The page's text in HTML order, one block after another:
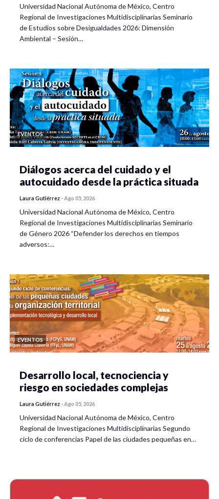
Juárez Rodríguez
– El Hotel Taselotzin ante el covid-19: resistencia desde las
alianzas entre mujeres, Masehual, Lic.
-Consumo mediático y confianza de ciudadanos mexicanos
ante la dicotomía de la movilidad igualadora de
oportunidades en tiempos de Covid-19; Mtro.José
Fernando Treviño Martínez
– Desempeño gubernamental y opinión pública ante la
contingencia de COVID-19 en México; Lic.Mario Alberto
Moderador: Dr. Jorge David Cortés Moreno
Carrillo Huerta
Universidad Nacional Autónoma de México, Centro
Regional de Investigaciones Multidisciplinarias Seminario
de Estudios sobre Desigualdades 2026: Dimensión
Ambiental – Sesión…
EVENTOS
Diálogos acerca del cuidado y el
autocuidado desde la práctica situada
Laura Gutiérrez -Ago 05, 2026
Universidad Nacional Autónoma de México, Centro
Regional de Investigaciones Multidisciplinarias Seminario
de Género 2026 “Defender los derechos en tiempos
adversos:…
EVENTOS
Desarrollo local, tecnociencia y
riesgo en sociedades complejas
Laura Gutiérrez -Ago 05, 2026
Universidad Nacional Autónoma de México, Centro
Regional de Investigaciones Multidisciplinarias Segundo
ciclo de conferencias Papel de las ciudades pequeñas en…